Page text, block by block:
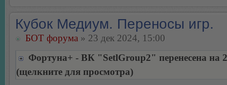
Кубок Медиум. Переносы игр.
БОТ форума » 23 дек 2024, 15:00
Фортуна+ - ВК "SetlGroup2" перенесена на
(щелкните для просмотра)